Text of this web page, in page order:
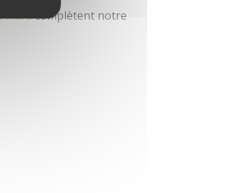
murscomplètent notre